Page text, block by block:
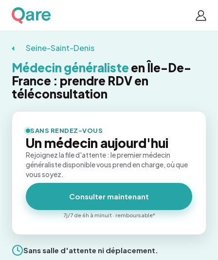
Seine-Saint-Denis
Médecin généraliste en Île-De-
France : prendre RDV en
téléconsultation
Sans salle d'attente ni déplacement.
SANS RENDEZ-VOUS
Un médecin aujourd'hui
Rejoignez la file d'attente : le premier médecin
généraliste disponible vous prend en charge, où que
vous soyez.
Consulter maintenant
7j/7 de 6h à minuit · remboursable*